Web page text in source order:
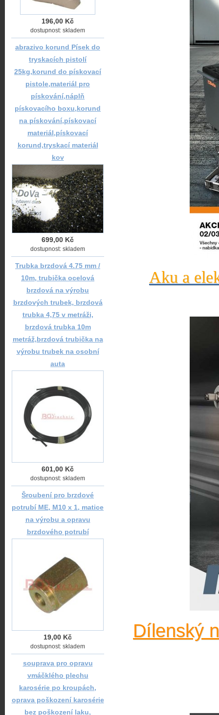
Aku a
Dílenský
196,00 Kč
dostupnost: skladem
abrazivo korund Písek do
tryskacích pistolí
25kg,korund do pískovací
pistole,materiál pro
pískování,náplň
pískovacího boxu,korund
na pískování,pískovací
materiál,pískovací
korund,tryskací materiál
kov
699,00 Kč
dostupnost: skladem
Trubka brzdová 4.75 mm /
10m, trubička ocelová
brzdová na výrobu
brzdových trubek, brzdová
trubka 4,75 v metráži,
brzdová trubka 10m
metráž,brzdová trubička na
výrobu trubek na osobní
auta
601,00 Kč
dostupnost: skladem
Šroubení pro brzdové
potrubí ME, M10 x 1, matice
na výrobu a opravu
brzdového potrubí
19,00 Kč
dostupnost: skladem
souprava pro opravu
vmáčklého plechu
karosérie po kroupách,
oprava poškození karosérie
bez poškození laku,